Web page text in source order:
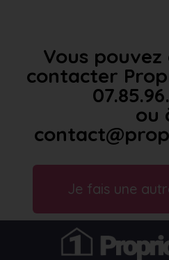
Vous
contacter
ou
Je fais une